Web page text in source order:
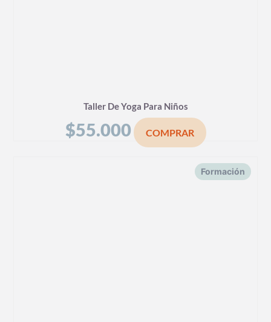
Taller De Yoga Para Niños
$55.000 COMPRAR
Formación